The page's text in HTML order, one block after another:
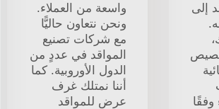
إلى
وفقًا
واسعة من العملاء.
ونحن نتعاون حاليًّا
مع شركات تصنيع
المواقد في عددٍ من
الدول الأوروبية. كما
أننا نمتلك غرف
عرض للمواقد